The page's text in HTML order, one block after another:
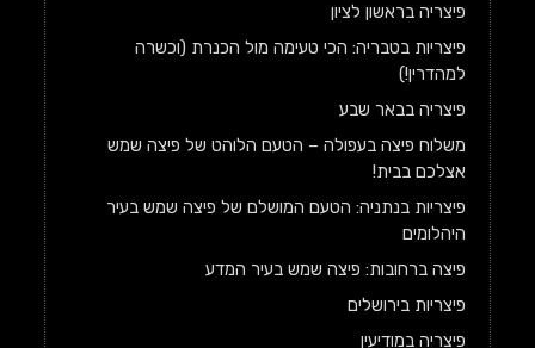
פיצריה בראשון לציון
פיצריות בטבריה: הכי טעימה מול הכנרת (וכשרה
למהדרין!)
פיצריה בבאר שבע
משלוח פיצה בעפולה – הטעם הלוהט של פיצה שמש
אצלכם בבית!
פיצריות בנתניה: הטעם המושלם של פיצה שמש בעיר
היהלומים
פיצה ברחובות: פיצה שמש בעיר המדע
פיצריות בירושלים
פיצריה במודיעין